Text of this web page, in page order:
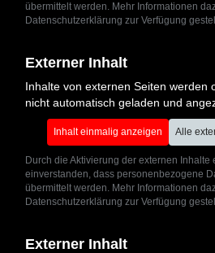
übermittelt werden. Mehr Informationen
Datenschutzerklärung zur Verfügung
Externer Inhalt
Inhalte von externen Seiten werden
nicht automatisch geladen und
Inhalt einmalig anzeigen Alle
Durch die Aktivierung der externen Inhalte
einverstanden, dass personenbezogene
übermittelt werden. Mehr Informationen
Datenschutzerklärung zur Verfügung
Externer Inhalt